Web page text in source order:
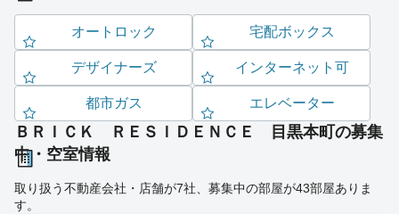
オートロック 宅配ボックス
デザイナーズ インターネット可
都市ガス エレベーター
ＢＲＩＣＫ ＲＥＳＩＤＥＮＣＥ 目黒本町の募集
中・空室情報
取り扱う不動産会社・店舗が7社、募集中の部屋が43部屋ありま
す。